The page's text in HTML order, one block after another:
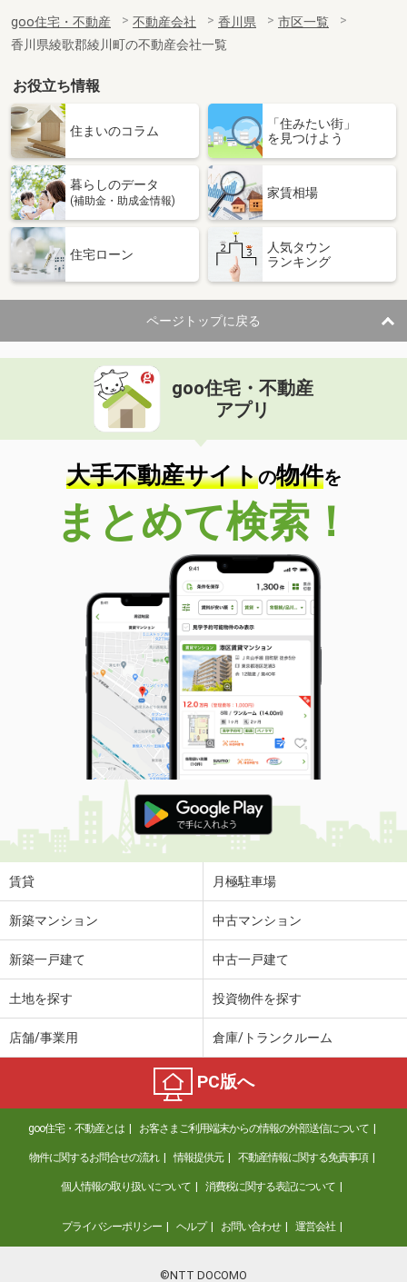
goo住宅・不動産 不動産会社 香川県
市区一覧
香川県綾歌郡綾川町の不動産会社一覧
お役立ち情報
住まいのコラム
「住みたい街」
を見つけよう
暮らしのデータ
(補助金・助成金情報)
家賃相場
住宅ローン
人気タウン
ランキング
ページトップに戻る
goo住宅・不動産
アプリ
大手不動産サイトの物件を
まとめて検索！
賃貸 月極駐車場
新築マンション 中古マンション
新築一戸建て 中古一戸建て
土地を探す 投資物件を探す
店舗/事業用 倉庫/トランクルーム
PC版へ
goo住宅・不動産とは お客さまご利用端末からの情報の外部送信について
物件に関するお問合せの流れ 情報提供元 不動産情報に関する免責事項
個人情報の取り扱いについて 消費税に関する表記について
プライバシーポリシー ヘルプ お問い合わせ 運営会社
©NTT DOCOMO